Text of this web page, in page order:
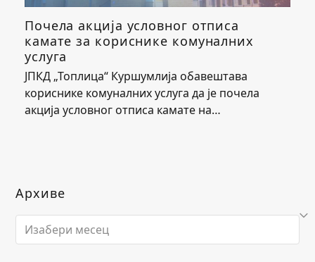
Почела акција условног отписа
камате за кориснике комуналних
услуга
ЈПКД „Топлица“ Куршумлија обавештава
кориснике комуналних услуга да је почела
акција условног отписа камате на…
Архиве
Архиве